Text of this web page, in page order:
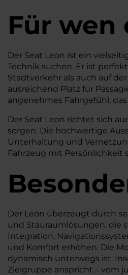
Für wen
Der Seat Leon ist ein
Technik suchen. Er ist
Stadtverkehr als auch auf
ausreichend Platz für
angenehmes Fahrgefühl,
Der Seat Leon richtet sich
sorgen. Die hochwertige
Unterhaltung und
Fahrzeug mit Persönlichkeit
Der Leon überzeugt durch
und Stauraumlösungen, die
Integration,
und Komfort erhöhen. Die
dynamisch unterwegs ist.
Zielgruppe anspricht – vom